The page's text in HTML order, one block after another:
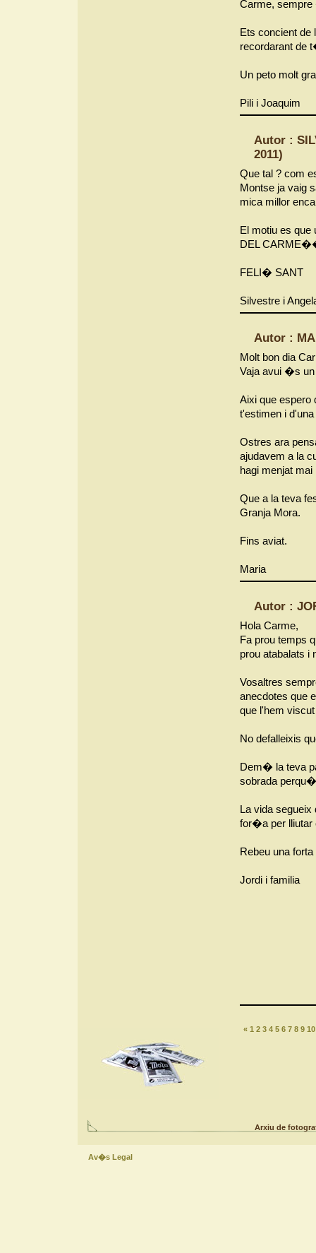
Carme,
Ets concient de
recordarant de
Un peto molt
Pili i Joaquim
Autor :
2011)
Que tal ? com
Montse ja vaig
mica millor
El motiu es que
DEL
FELI� SANT
Silvestre i
Autor :
Molt bon dia
Vaja avui �s un
Aixi que
t'estimen i
Ostres ara
ajudavem a la
hagi menjat mai
Que a la teva
Granja Mora.
Fins aviat.
Maria
Autor :
Hola Carme,
Fa prou temps
prou atabalats i
Vosaltres
anecdotes que
que l'hem
No defalleixis
Dem� la teva
sobrada
La vida segueix
for�a per lliutar
Rebeu una
Jordi i familia
« 1 2 3 4 5 6 7 8 9 10
Arxiu de
Av�s Legal